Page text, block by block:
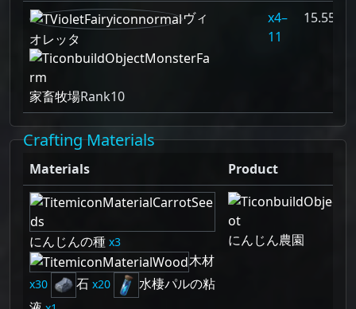
ヴィ
オレッタ
家畜牧場Rank10
4–
11
15.556%
Crafting Materials
Materials Product
にんじんの種 3
木材
30 石 20
水棲パルの粘
にんじん農園